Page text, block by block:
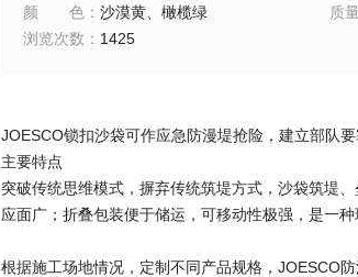
颜色 ： 沙漠黄、橄榄绿 质
浏览次数 ： 1425
JOESCO锁扣沙袋可作应急防漫堤抢险，建立部队
主要特点
突破传统思维模式，摒弃传统筑堤方式，沙袋筑堤
应面广；折叠包装便于储运，可移动性极强，是一
根据施工场地情况，定制不同产品规格，JOESCO